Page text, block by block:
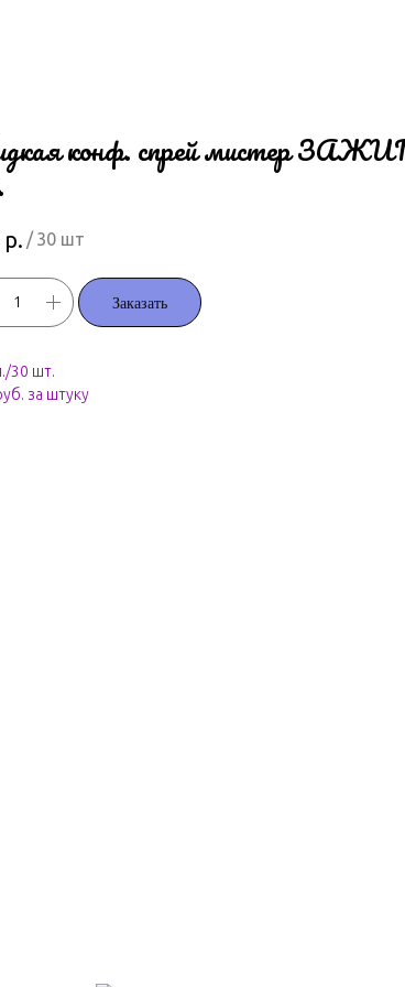
конф. спрей мистер
р. / 30 шт
Заказать
30 шт.
за штуку